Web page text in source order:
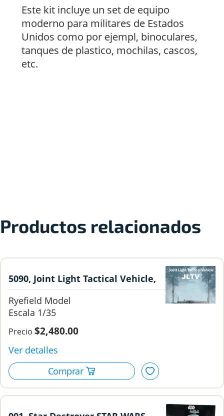
Este kit incluye un set de equipo
moderno para militares de Estados
Unidos como por ejempl, binoculares,
tanques de plastico, mochilas, cascos,
etc.
Productos relacionados
5090, Joint Light Tactical Vehicle,
1/35, Ryefield Model.
Ryefield Model
1/35
$2,480.00